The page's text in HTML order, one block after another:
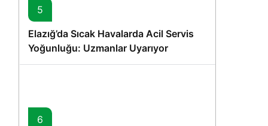
5
Elazığ’da Sıcak Havalarda Acil Servis
Yoğunluğu: Uzmanlar Uyarıyor
6